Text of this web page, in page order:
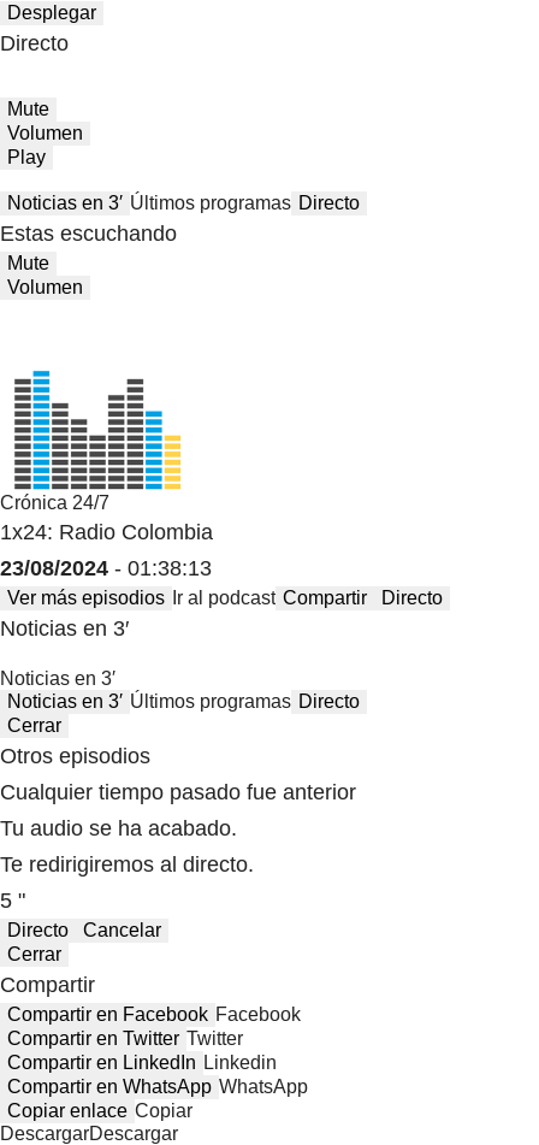
Desplegar
Directo
Mute
Volumen
Play
Noticias en 3′ Últimos programas Directo
Estas escuchando
Mute
Volumen
Crónica 24/7
1x24: Radio Colombia
23/08/2024 - 01:38:13
Ver más episodios Ir al podcast Compartir Directo
Noticias en 3′
Noticias en 3′
Noticias en 3′ Últimos programas Directo
Cerrar
Otros episodios
Cualquier tiempo pasado fue anterior
Tu audio se ha acabado.
Te redirigiremos al directo.
5 "
Directo
Cancelar
Cerrar
Compartir
Compartir en Facebook Facebook
Compartir en Twitter Twitter
Compartir en LinkedIn Linkedin
Compartir en WhatsApp WhatsApp
Copiar enlace Copiar
DescargarDescargar